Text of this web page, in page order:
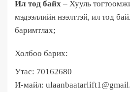
Ил тод байх – Хууль
мэдээллийн нээлттэй, ил тод
баримтлах;
Холбоо барих:
Утас: 70162680
И-майл: